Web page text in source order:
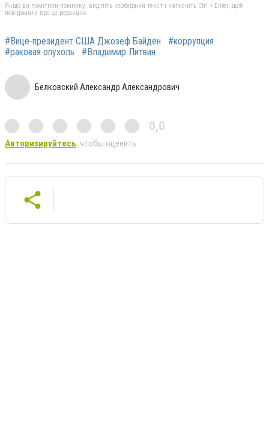
Якщо ви помітили помилку, виділіть необхідний текст і натисніть Ctrl + Enter, щоб
повідомити про це редакцію
#Вице-президент США Джозеф Байден
#коррупция
#раковая опухоль
#Владимир Литвин
Белковский Александр Александрович
0,0
Авторизируйтесь, чтобы оценить